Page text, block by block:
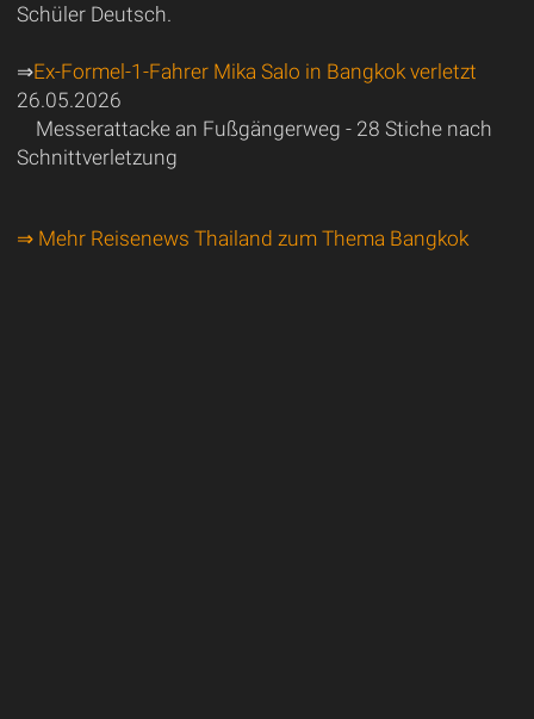
Schüler Deutsch.
⇒Ex-Formel-1-Fahrer Mika Salo in Bangkok verletzt
26.05.2026
Messerattacke an Fußgängerweg - 28 Stiche nach
Schnittverletzung
⇒ Mehr Reisenews Thailand zum Thema Bangkok